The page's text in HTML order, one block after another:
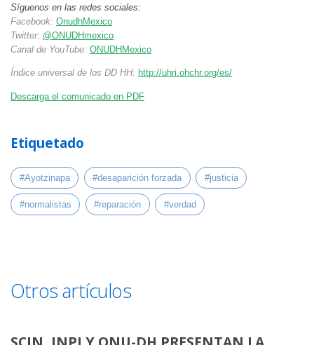
Síguenos en las redes sociales:
Facebook: OnudhMexico
Twitter: @ONUDHmexico
Canal de YouTube: ONUDHMexico
Índice universal de los DD HH: http://uhri.ohchr.org/es/
Descarga el comunicado en PDF
Etiquetado
#Ayotzinapa #desaparición forzada #justicia
#normalistas #reparación #verdad
Otros artículos